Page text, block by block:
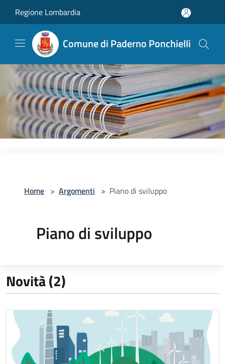
Regione Lombardia
Comune di Paderno Ponchielli
Home > Argomenti > Piano di sviluppo
Piano di sviluppo
Novità (2)